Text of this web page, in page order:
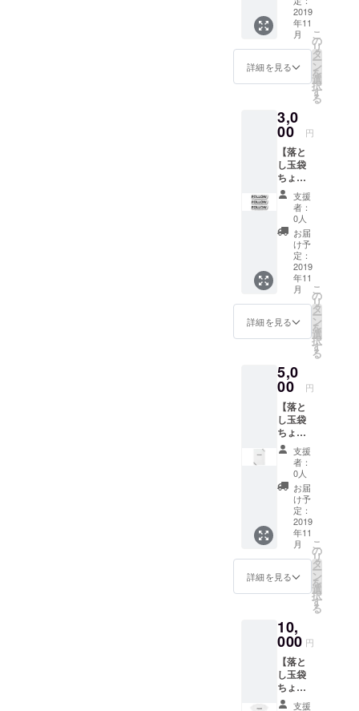
掲載し
ます。
ニック
ネー
ム、ブ
ログ
号、法
人名な
なけれ
ば、ク
ラウド
ファン
ディン
グで得
られた
支援者
様の情
報をも
とにお
名前を
掲載し
ます。
スに
て、
メール
の受信
をご希
合 ※2 お
おかけ
します
が、ご
希望の
表記を
備考欄
にご記
入くだ
さい。
本
名、
ニック
ネー
ム、ブ
ログ
号、法
人名な
なけれ
ば、ク
ラウド
ファン
ディン
グで得
られた
支援者
様の情
報をも
とにお
名前を
掲載し
ます。
・広告
チラシ
A4サイ
ズ1/10
面の広
ターン
に同
封、
ネット
上にも
掲載）
※3 ※1
ご希望
のリ
ターン
をオプ
ション
にてお
選びく
ださ
い。
「お手
て、お
手紙の
受け取
りをご
希望の
場合
「メー
ル」：
メール
アドレ
スに
て、
メール
の受信
をご希
合 ※2 お
手数を
が、ご
希望の
表記を
備考欄
にご記
入くだ
さい。
または
メール
※1 ・ご
支援い
ただい
たあな
たのお
を、ブ
ログや
Twitter
などに
掲載 ※2
・落と
し玉袋9
枚セッ
ト（い
ぬ・う
さぎ・
ぱんだ
全3種、
各3枚）
※1 ご希
望のリ
ターン
選びく
ださ
い。
「お手
紙」：
お届け
先に
て、お
手紙の
受け取
りをご
希望の
場合
「メー
ル」：
メール
アドレ
の受信
をご希
望の場
合 ※2 お
手数を
おかけ
します
2019
年11
月
詳細を見る
こ
の
リ
タ
ー
ン
を
選
択
す
る
3,0
00 円
【落と
し玉袋
ちょう
だい！
3千円
コー
ス】 ・
感謝の
お手紙
または
メール
※1 ・ご
支援い
ただい
たあな
たのお
を、ブ
ログや
Twitter
などに
掲載 ※2
・落と
し玉袋
18枚
セット
（い
ぬ・う
さぎ・
ぱんだ
全3種、
各6枚）
・Y.
CREST
ステッ
カー×1
※1 ご希
望のリ
ターン
をオプ
ション
支援
者：
0人
お届
け予
定：
2019
年11
月
詳細を見る
こ
の
リ
タ
ー
ン
を
選
択
す
る
5,0
00 円
【落と
し玉袋
ちょう
だい！
5千円
コー
ス】 ・
感謝の
お手紙
または
メール
※1 ・ご
支援い
ただい
たあな
たのお
を、ブ
ログや
Twitter
などに
掲載 ※2
・落と
し玉袋
支援
者：
0人
お届
け予
定：
2019
年11
月
詳細を見る
こ
の
リ
タ
ー
ン
を
選
択
す
る
10,
000 円
【落と
し玉袋
ちょう
だい！
支援